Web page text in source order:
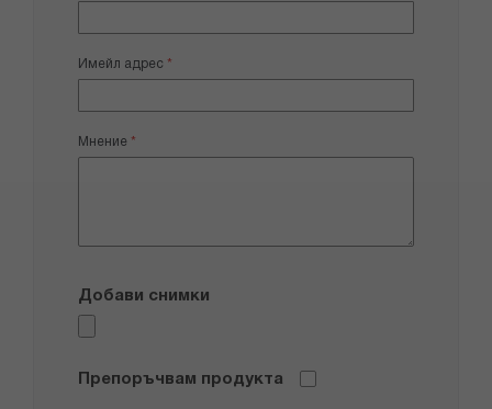
Имейл адрес
Мнение
Добави снимки
Препоръчвам продукта